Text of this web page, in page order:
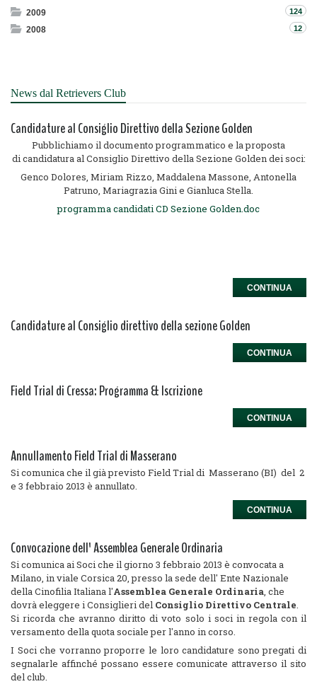
2009 124
2008 12
News dal Retrievers Club
Candidature al Consiglio Direttivo della Sezione Golden
Pubblichiamo il documento programmatico e la proposta
di candidatura al Consiglio Direttivo della Sezione Golden dei soci:
Genco Dolores, Miriam Rizzo, Maddalena Massone, Antonella
Patruno, Mariagrazia Gini e Gianluca Stella.
programma candidati CD Sezione Golden.doc
CONTINUA
Candidature al Consiglio direttivo della sezione Golden
CONTINUA
Field Trial di Cressa: Programma & Iscrizione
CONTINUA
Annullamento Field Trial di Masserano
Si comunica che il già previsto Field Trial di Masserano (BI) del 2
e 3 febbraio 2013 è annullato.
CONTINUA
Convocazione dell' Assemblea Generale Ordinaria
Si comunica ai Soci che il giorno 3 febbraio 2013 è convocata a
Milano, in viale Corsica 20, presso la sede dell' Ente Nazionale
della Cinofilia Italiana l'Assemblea Generale Ordinaria, che
dovrà eleggere i Consiglieri del Consiglio Direttivo Centrale.
Si ricorda che avranno diritto di voto solo i soci in regola con il
versamento della quota sociale per l'anno in corso.
I Soci che vorranno proporre le loro candidature sono pregati di
segnalarle affinché possano essere comunicate attraverso il sito
del club.